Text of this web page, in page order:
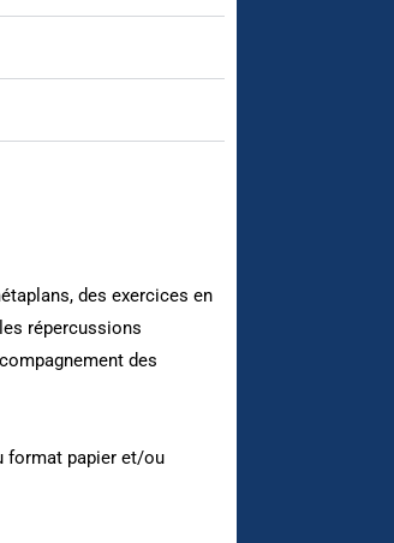
des exercices en
répercussions
des
format papier et/ou